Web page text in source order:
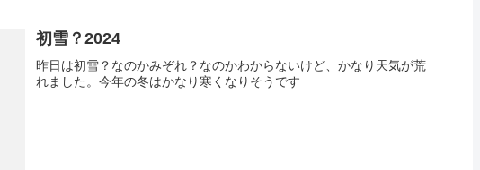
初雪？2024
昨日は初雪？なのかみぞれ？なのかわからないけど、かなり天気が荒
れました。今年の冬はかなり寒くなりそうです